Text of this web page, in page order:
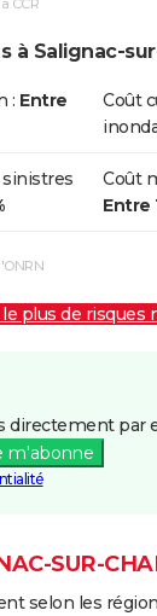
26/04/1986
08/12/1982
CCR
à Salignac-
: Entre
Coût
Coût
Entre
plus de risques
directement par
m'abonne
SUR-
selon les